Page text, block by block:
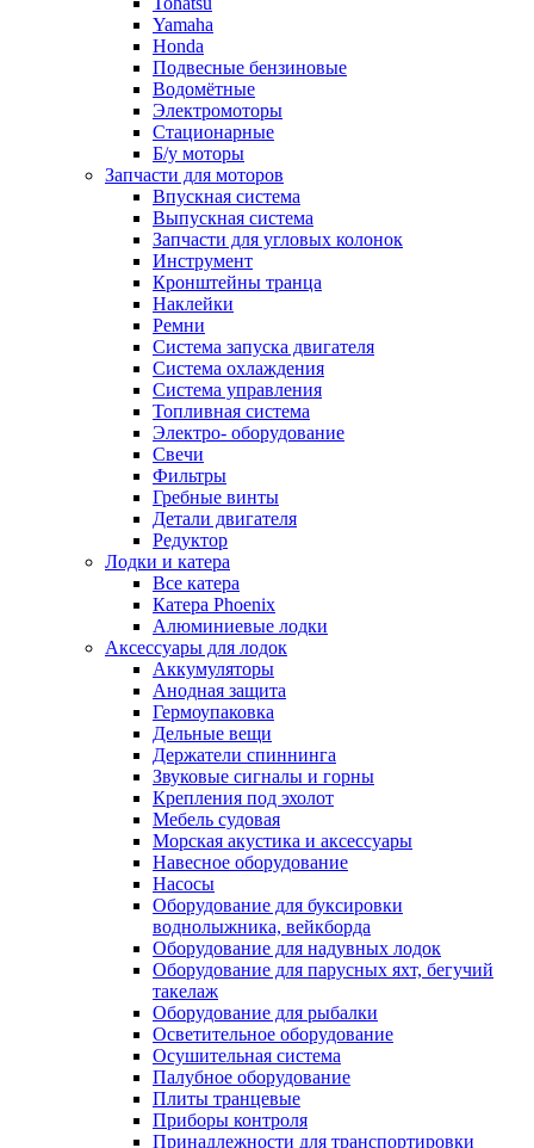
Yamaha
Honda
Подвесные бензиновые
Водомётные
Электромоторы
Стационарные
Б/у моторы
Запчасти для моторов
Впускная система
Выпускная система
Запчасти для угловых колонок
Инструмент
Кронштейны транца
Наклейки
Ремни
Система запуска двигателя
Система охлаждения
Система управления
Топливная система
Электро- оборудование
Свечи
Фильтры
Гребные винты
Детали двигателя
Редуктор
Лодки и катера
Все катера
Катера Phoenix
Алюминиевые лодки
Аксессуары для лодок
Аккумуляторы
Анодная защита
Гермоупаковка
Дельные вещи
Держатели спиннинга
Звуковые сигналы и горны
Крепления под эхолот
Мебель судовая
Морская акустика и аксессуары
Навесное оборудование
Насосы
Оборудование для буксировки
воднолыжника, вейкборда
Оборудование для надувных лодок
Оборудование для парусных яхт, бегучий
такелаж
Оборудование для рыбалки
Осветительное оборудование
Осушительная система
Палубное оборудование
Плиты транцевые
Приборы контроля
Принадлежности для транспортировки